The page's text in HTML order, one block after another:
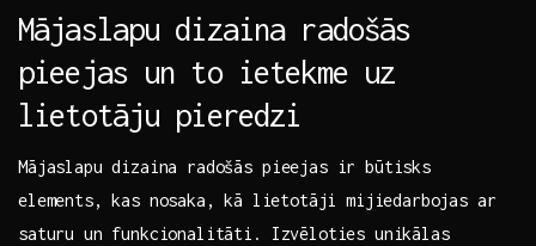
Mājaslapu dizaina radošās
pieejas un to ietekme uz
lietotāju pieredzi
Mājaslapu dizaina radošās pieejas ir būtisks
elements, ‌kas nosaka, ⁤kā⁤ lietotāji ‌mijiedarbojas ar
saturu un funkcionalitāti. Izvēloties unikālas